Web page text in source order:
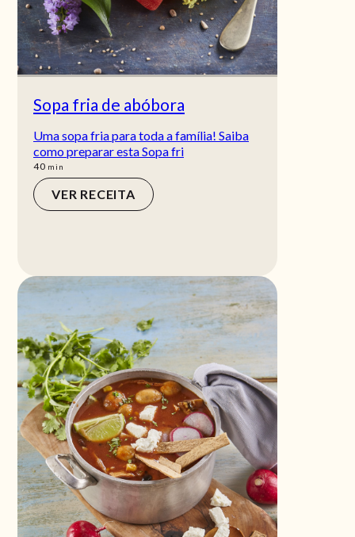
Sopa fria de abóbora
Uma sopa fria para toda a família! Saiba
como preparar esta Sopa fri
40min
min
VER RECEITA